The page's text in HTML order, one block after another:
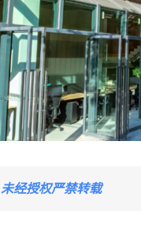
经授权严禁转载